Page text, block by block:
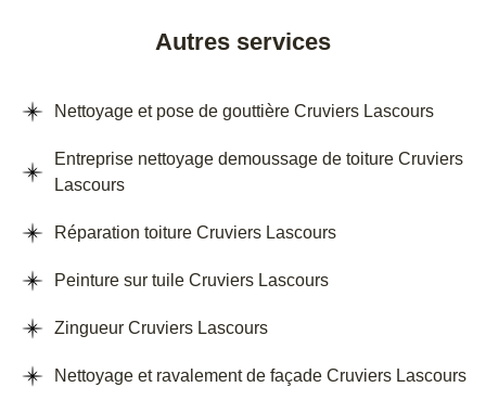
Autres services
Nettoyage et pose de gouttière Cruviers Lascours
Entreprise nettoyage demoussage de toiture Cruviers
Lascours
Réparation toiture Cruviers Lascours
Peinture sur tuile Cruviers Lascours
Zingueur Cruviers Lascours
Nettoyage et ravalement de façade Cruviers Lascours